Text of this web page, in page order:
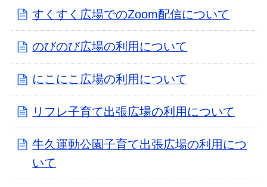
すくすく広場でのZoom配信について
のびのび広場の利用について
にこにこ広場の利用について
リフレ子育て出張広場の利用について
牛久運動公園子育て出張広場の利用につ
いて